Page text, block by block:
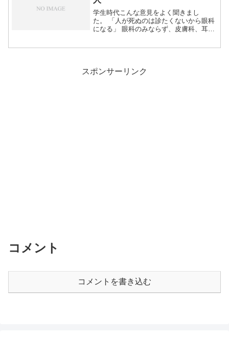
学生時代こんな意見をよく聞きまし
た。 「人が死ぬのは診たくないから眼科
になる」 眼科のみならず、皮膚科、耳鼻
スポンサーリンク
コメント
コメントを書き込む